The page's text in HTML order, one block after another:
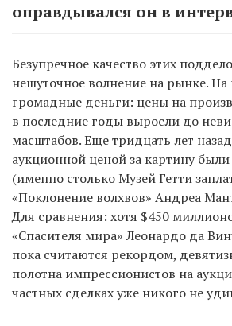
оправдывался он в
Безупречное качество этих
нешуточное волнение на рынке. На
громадные деньги: цены на
в последние годы выросли до
масштабов. Еще тридцать лет
аукционной ценой за картину
(именно столько Музей Гетти
«Поклонение волхвов» Андреа
Для сравнения: хотя $450
«Спасителя мира» Леонардо да
пока считаются рекордом,
полотна импрессионистов на
частных сделках уже никого не